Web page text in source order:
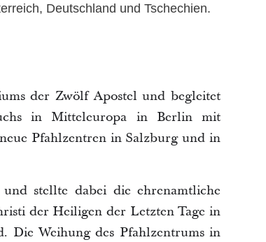
Deutschland und Tschechien.
der Zwölf Apostel und begleitet
in Mitteleuropa in Berlin mit
Pfahlzentren in Salzburg und in
stellte dabei die ehrenamtliche
der Heiligen der Letzten Tage in
Die Weihung des Pfahlzentrums in